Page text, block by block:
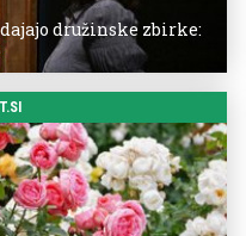
družinske zbirke: